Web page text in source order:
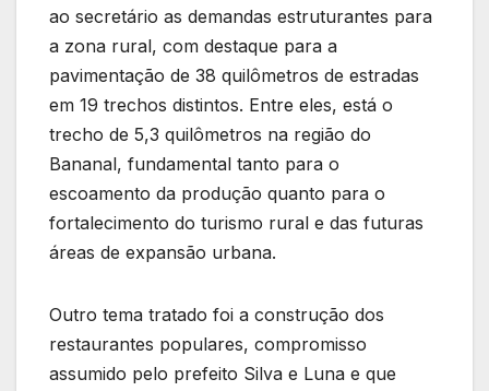
ao secretário as demandas estruturantes para
a zona rural, com destaque para a
pavimentação de 38 quilômetros de estradas
em 19 trechos distintos. Entre eles, está o
trecho de 5,3 quilômetros na região do
Bananal, fundamental tanto para o
escoamento da produção quanto para o
fortalecimento do turismo rural e das futuras
áreas de expansão urbana.
Outro tema tratado foi a construção dos
restaurantes populares, compromisso
assumido pelo prefeito Silva e Luna e que